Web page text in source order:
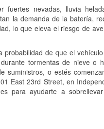
fuertes nevadas, lluvia
la demanda de la batería,
lo que eleva el riesgo de
probabilidad de que el
tormentas de nieve o
suministros, o estés
East 23rd Street, en
para ayudarte a